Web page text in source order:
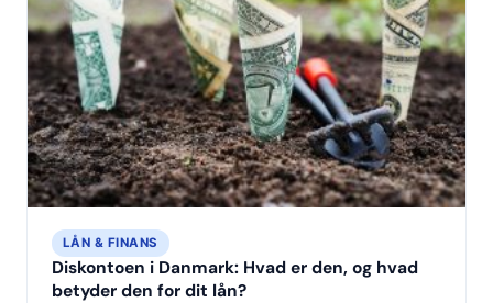
LÅN & FINANS
Diskontoen i Danmark: Hvad er den, og hvad
betyder den for dit lån?